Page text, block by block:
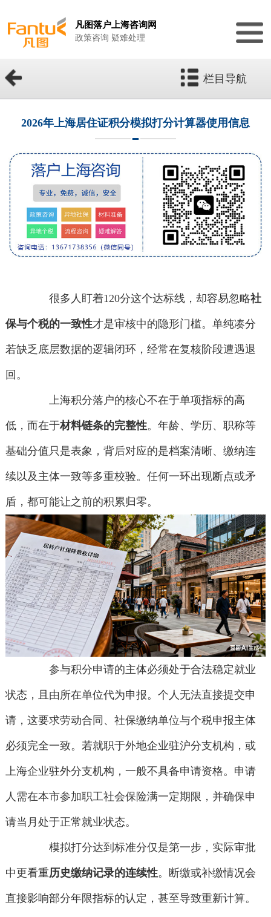
凡图落户上海咨询网
政策咨询 疑难处理
栏目导航
2026年上海居住证积分模拟打分计算器使用信息
很多人盯着120分这个达标线，却容易忽略社
保与个税的一致性才是审核中的隐形门槛。单纯凑分
若缺乏底层数据的逻辑闭环，经常在复核阶段遭遇退
回。
上海积分落户的核心不在于单项指标的高
低，而在于材料链条的完整性。年龄、学历、职称等
基础分值只是表象，背后对应的是档案清晰、缴纳连
续以及主体一致等多重校验。任何一环出现断点或矛
盾，都可能让之前的积累归零。
参与积分申请的主体必须处于合法稳定就业
状态，且由所在单位代为申报。个人无法直接提交申
请，这要求劳动合同、社保缴纳单位与个税申报主体
必须完全一致。若就职于外地企业驻沪分支机构，或
上海企业驻外分支机构，一般不具备申请资格。申请
人需在本市参加职工社会保险满一定期限，并确保申
请当月处于正常就业状态。
模拟打分达到标准分仅是第一步，实际审批
中更看重历史缴纳记录的连续性。断缴或补缴情况会
直接影响部分年限指标的认定，甚至导致重新计算。